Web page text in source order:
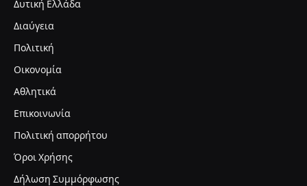
Δυτική Ελλάδα
Διαύγεια
Πολιτική
Οικονομία
Αθλητικά
Επικοινωνία
Πολιτική απορρήτου
Όροι Χρήσης
Δήλωση Συμμόρφωσης